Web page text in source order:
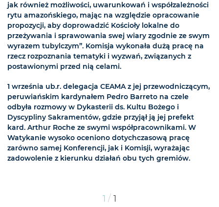
jak również możliwości, uwarunkowań i współzależności
rytu amazońskiego, mając na względzie opracowanie
propozycji, aby doprowadzić Kościoły lokalne do
przeżywania i sprawowania swej wiary zgodnie ze swym
wyrazem tubylczym”. Komisja wykonała dużą pracę na
rzecz rozpoznania tematyki i wyzwań, związanych z
postawionymi przed nią celami.
1 września ub.r. delegacja CEAMA z jej przewodniczącym,
peruwiańskim kardynałem Pedro Barreto na czele
odbyła rozmowy w Dykasterii ds. Kultu Bożego i
Dyscypliny Sakramentów, gdzie przyjął ją jej prefekt
kard. Arthur Roche ze swymi współpracownikami. W
Watykanie wysoko oceniono dotychczasową pracę
zarówno samej Konferencji, jak i Komisji, wyrażając
zadowolenie z kierunku działań obu tych gremiów.
1 / 1